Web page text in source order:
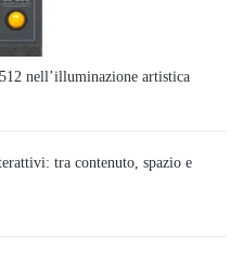
nell’illuminazione artistica
tra contenuto, spazio e